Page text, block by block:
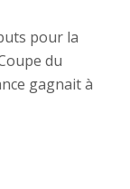
pour la
du
gagnait à